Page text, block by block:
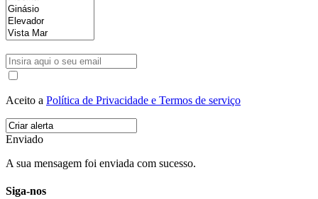
Aceito a Política de Privacidade e Termos de serviço
Enviado
A sua mensagem foi enviada com sucesso.
Siga-nos